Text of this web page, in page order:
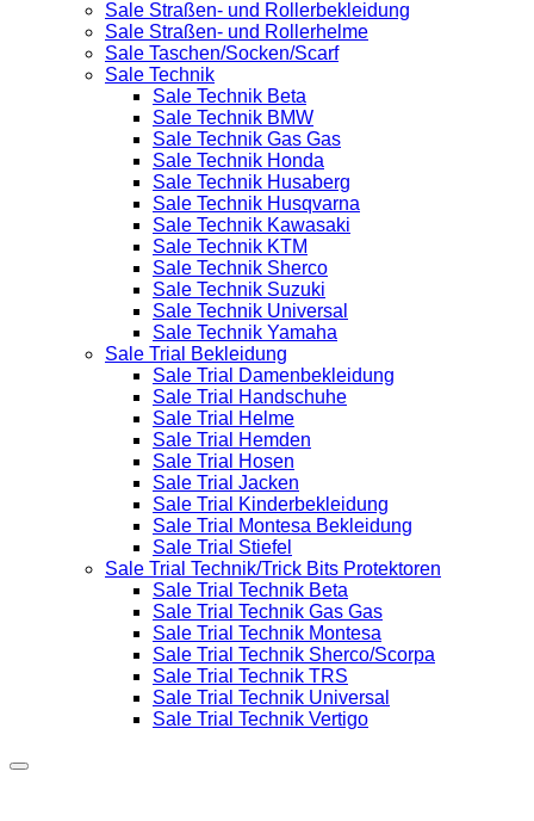
Sale Straßen- und Rollerbekleidung
Sale Straßen- und Rollerhelme
Sale Taschen/Socken/Scarf
Sale Technik
Sale Technik Beta
Sale Technik BMW
Sale Technik Gas Gas
Sale Technik Honda
Sale Technik Husaberg
Sale Technik Husqvarna
Sale Technik Kawasaki
Sale Technik KTM
Sale Technik Sherco
Sale Technik Suzuki
Sale Technik Universal
Sale Technik Yamaha
Sale Trial Bekleidung
Sale Trial Damenbekleidung
Sale Trial Handschuhe
Sale Trial Helme
Sale Trial Hemden
Sale Trial Hosen
Sale Trial Jacken
Sale Trial Kinderbekleidung
Sale Trial Montesa Bekleidung
Sale Trial Stiefel
Sale Trial Technik/Trick Bits Protektoren
Sale Trial Technik Beta
Sale Trial Technik Gas Gas
Sale Trial Technik Montesa
Sale Trial Technik Sherco/Scorpa
Sale Trial Technik TRS
Sale Trial Technik Universal
Sale Trial Technik Vertigo